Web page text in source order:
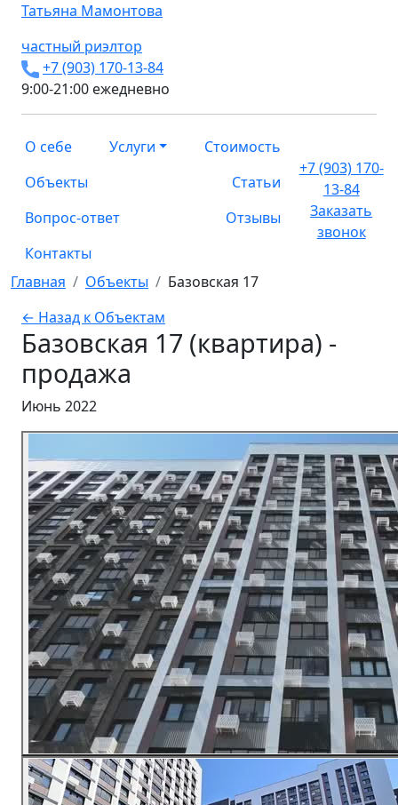
Татьяна Мамонтова
частный риэлтор
+7 (903) 170-13-84
9:00-21:00 ежедневно
О себе Услуги
Стоимость
Объекты
Статьи
Вопрос-ответ
Отзывы
Контакты
+7 (903) 170-
13-84
Заказать
звонок
Главная Объекты
Базовская 17
← Назад к Объектам
Базовская 17 (квартира) -
продажа
Июнь 2022